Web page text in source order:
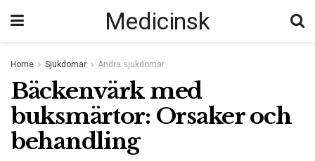
Medicinsk
Home Sjukdomar Andra sjukdomar
Bäckenvärk med
buksmärtor: Orsaker och
behandling